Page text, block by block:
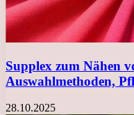
Supplex zum Nähen
Auswahlmethoden,
28.10.2025